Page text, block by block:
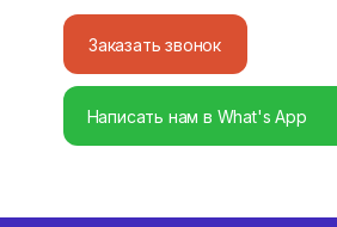
Заказать звонок
Написать нам в What's App